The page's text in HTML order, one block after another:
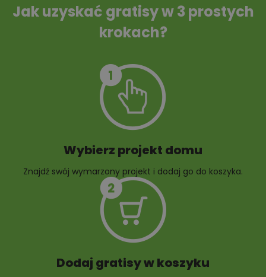
10 projektów małej
10 projektów rabat
Jak uzyskać gratisy w 3 prostych
krokach?
Wybierz projekt domu
Znajdź swój wymarzony projekt i dodaj go do koszyka.
Dodaj gratisy w koszyku